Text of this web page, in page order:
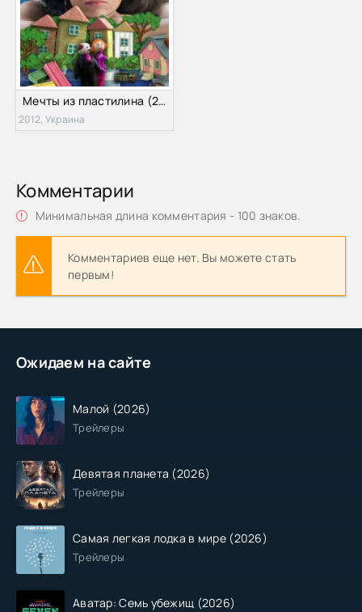
Ожидаем на сайте
Малой (2026)
Трейлеры
Девятая планета (2026)
Трейлеры
Самая легкая лодка в мире (2026)
Трейлеры
Аватар: Семь убежищ (2026)
Мечты из пластилина (2012)
2012, Украина
Комментарии
Минимальная длина комментария - 100 знаков.
Комментариев еще нет. Вы можете стать
первым!